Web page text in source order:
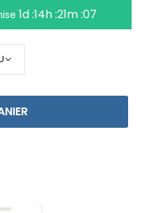
1d :14h :21m :07